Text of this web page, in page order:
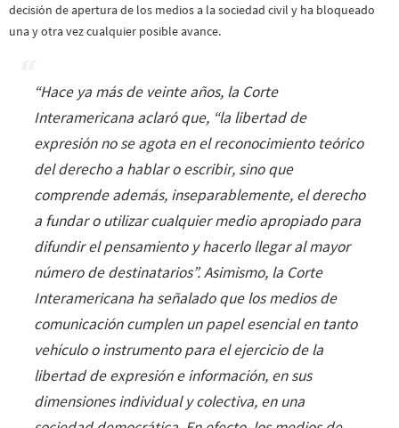
decisión de apertura de los medios a la sociedad civil y ha bloqueado
una y otra vez cualquier posible avance.
“Hace ya más de veinte años, la Corte
Interamericana aclaró que, “la libertad de
expresión no se agota en el reconocimiento teórico
del derecho a hablar o escribir, sino que
comprende además, inseparablemente, el derecho
a fundar o utilizar cualquier medio apropiado para
difundir el pensamiento y hacerlo llegar al mayor
número de destinatarios”. Asimismo, la Corte
Interamericana ha señalado que los medios de
comunicación cumplen un papel esencial en tanto
vehículo o instrumento para el ejercicio de la
libertad de expresión e información, en sus
dimensiones individual y colectiva, en una